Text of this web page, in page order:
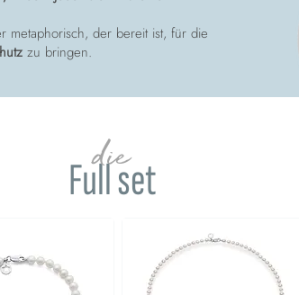
metaphorisch, der bereit ist, für die
zu bringen.
Full set
die